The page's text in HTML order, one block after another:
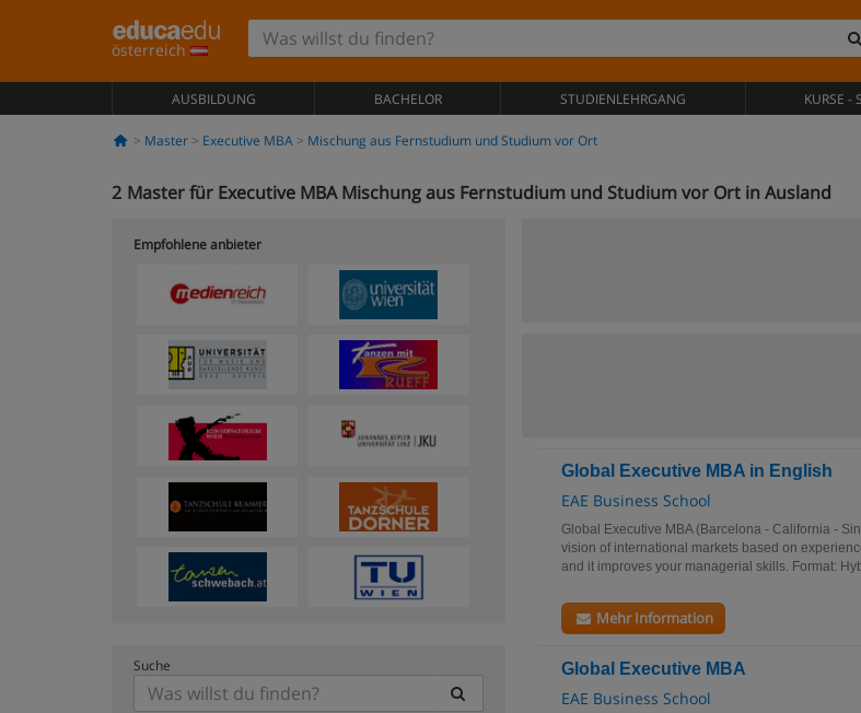
österreich
AUSBILDUNG BACHELOR STUDIENLEHRGANG KURSE -
Master Executive MBA Mischung aus Fernstudium und Studium vor Ort
2 Master für Executive MBA Mischung aus Fernstudium und Studium vor Ort in Ausland
Global Executive MBA in English
EAE Business School
Global Executive MBA (Barcelona - California -
vision of international markets based on
and it improves your managerial skills. Format:
Mehr Information
Global Executive MBA
EAE Business School
Empfohlene anbieter
Suche